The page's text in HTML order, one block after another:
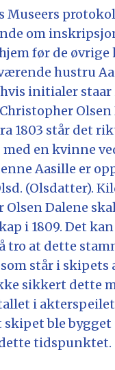
Museers
om
før de
hustru
initialer staar
Olsen
1803 står det
en kvinne
Aasille er
(Olsdatter).
Olsen Dalene
i 1809. Det
tro at dette
står i skipets
sikkert dette
i
ble bygget
tidspunktet.